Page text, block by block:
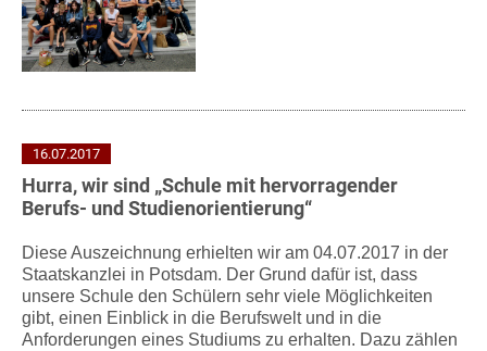
16.07.2017
Hurra, wir sind „Schule mit hervorragender
Berufs- und Studienorientierung“
Diese Auszeichnung erhielten wir am 04.07.2017 in der
Staatskanzlei in Potsdam. Der Grund dafür ist, dass
unsere Schule den Schülern sehr viele Möglichkeiten
gibt, einen Einblick in die Berufswelt und in die
Anforderungen eines Studiums zu erhalten. Dazu zählen